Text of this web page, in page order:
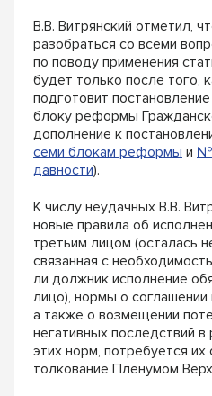
В.В. Витрянский отметил,
разобраться со всеми
по поводу применения
будет только после того,
подготовит
блоку реформы
дополнение к
семи блокам реформы и №
давности).
К числу неудачных В.В.
новые правила об
третьим лицом (осталась
связанная с
ли должник исполнение
лицо), нормы о
а также о возмещении
негативных последствий
этих норм, потребуется их
толкование Пленумом